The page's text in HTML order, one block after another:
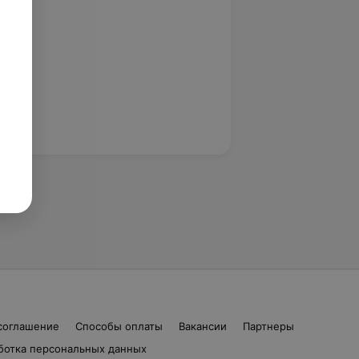
Способы оплаты Вакансии
Партнеры
персональных данных